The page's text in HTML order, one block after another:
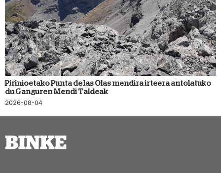
Pirinioetako Punta de las Olas mendira irteera antolatuko
du Ganguren Mendi Taldeak
2026-08-04